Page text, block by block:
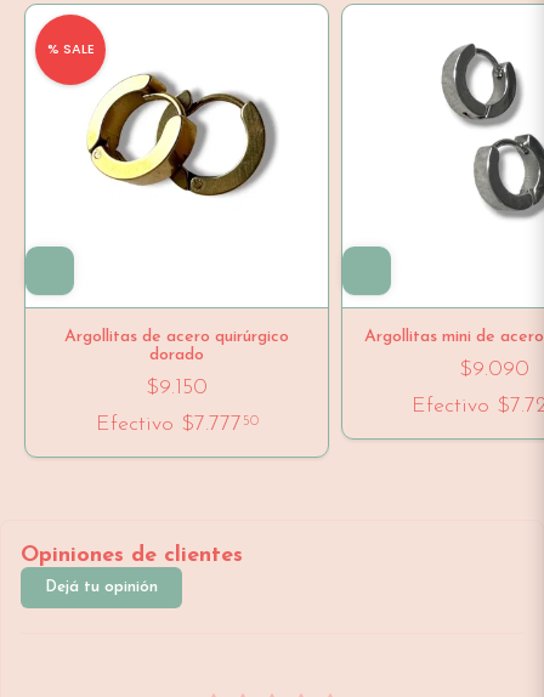
% SALE
Argollitas de acero quirúrgico
dorado
$9.150
Efectivo $7.777 50
Argollitas mini de
$9.090
Efectivo
Opiniones de clientes
Dejá tu opinión